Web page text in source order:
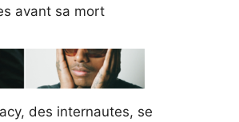
avant sa mort
des internautes, se